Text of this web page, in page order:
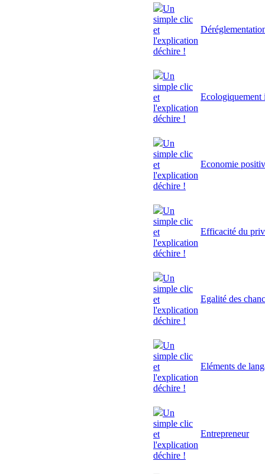
Un
simple clic
et
l'explication
déchire !
Un
simple clic
et
l'explication
déchire !
Ecologiquement
Un
simple clic
et
l'explication
déchire !
Economie
Un
simple clic
et
l'explication
déchire !
Efficacité du
Un
simple clic
et
l'explication
déchire !
Egalité des
Un
simple clic
et
l'explication
déchire !
Eléments de
Un
simple clic
et
l'explication
déchire !
Entrepreneur